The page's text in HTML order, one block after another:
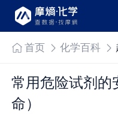
首页 化学百科
常用危险试剂的
命）